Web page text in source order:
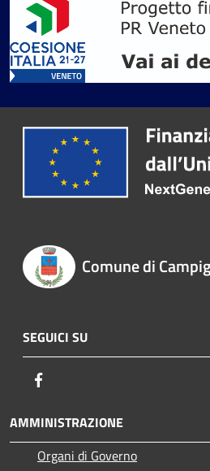
Comune di
SEGUICI SU
AMMINISTRAZIONE
Organi di Governo